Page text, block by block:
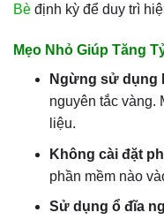
Bè định kỳ để duy trì
Mẹo Nhỏ Giúp Tăng
Ngừng sử dụng
nguyên tắc vàng.
liệu.
Không cài đặt
phần mềm nào
Sử dụng ổ đĩa